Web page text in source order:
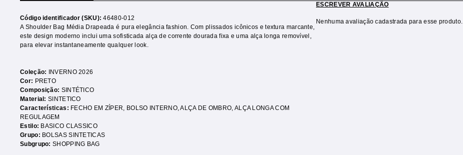
Código identificador (SKU): 46480-012
A Shoulder Bag Média Drapeada é pura elegância fashion. Com plissados icônicos e textura marcante,
este design moderno inclui uma sofisticada alça de corrente dourada fixa e uma alça longa removível,
para elevar instantaneamente qualquer look.
Coleção:
INVERNO 2026
Cor: PRETO
Composição: SINTÉTICO
Material: SINTETICO
Características: FECHO EM ZÍPER, BOLSO INTERNO,ALÇA DE OMBRO, ALÇA LONGA COM
REGULAGEM
Estilo: BASICO CLASSICO
Grupo: BOLSAS SINTETICAS
Subgrupo: SHOPPING BAG
ESCREVER AVALIAÇÃO
Nenhuma avaliação cadastrada para esse produto.